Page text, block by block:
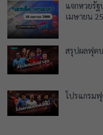
แจกหวยรัฐ
เมษายน
สรุปผลฟุต
โปรแกรม